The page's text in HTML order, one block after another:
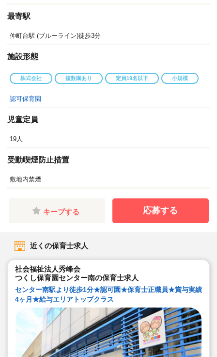
最寄駅
仲町台駅 (ブルーライン)徒歩3分
施設形態
株式会社 複数園あり 定員19名以下 小規模
認可保育園
児童定員
19人
受動喫煙防止措置
敷地内禁煙
キープする 応募する
近くの保育士求人
社会福祉法人秀峰会
つくし保育園センター南の保育士求人
センター南駅より徒歩1分★認可園★保育士正職員★賞与実績
4ヶ月★給与エリアトップクラス